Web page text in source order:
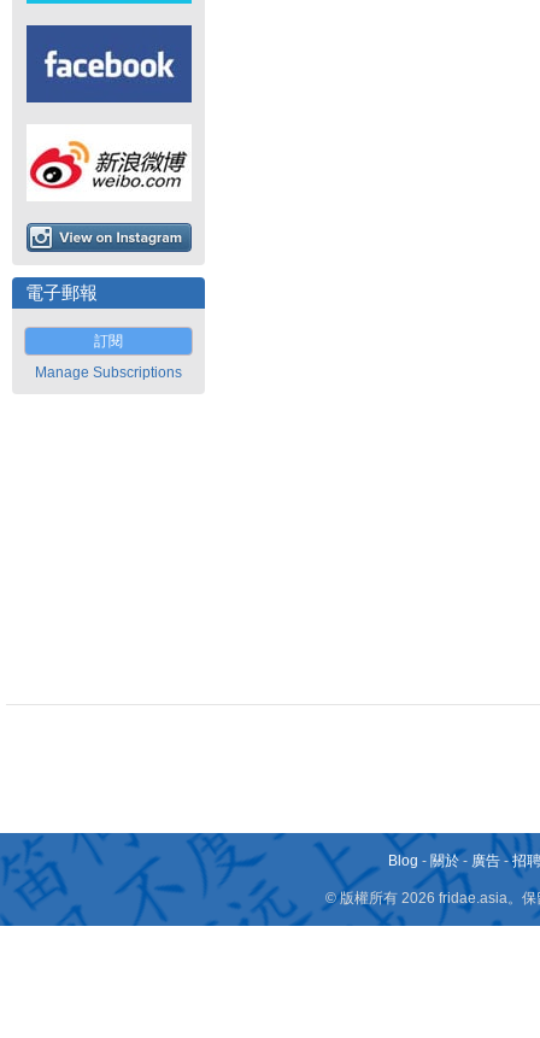
電子郵報
訂閱
Manage Subscriptions
Blog - 關於 - 廣告 -招
© 版權所有 2026 fridae.asia。